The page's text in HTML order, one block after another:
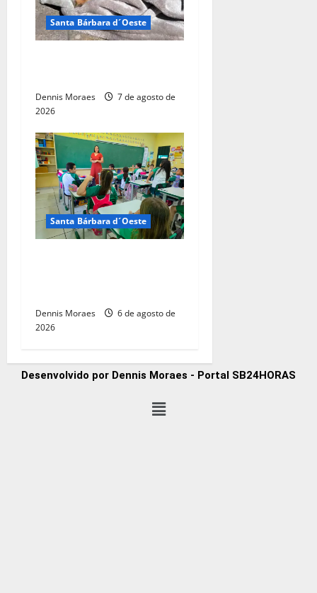
Santa Bárbara d´Oeste
Dennis Moraes
7 de agosto de
2026
Santa Bárbara d´Oeste
Dennis Moraes
6 de agosto de
2026
Desenvolvido por Dennis Moraes - Portal SB24HORAS